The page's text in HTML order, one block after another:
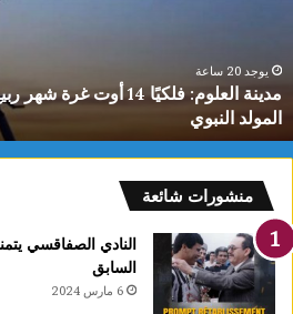
ل
د
ي
م
ا
س
ي
ت
ت
و
ج
يوجد 20 ساعة
سنوات
منشورات شائعة
النادي الصفاقسي
السابق
6 مارس 2024